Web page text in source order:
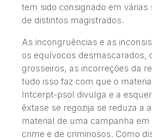
tem sido consignado em várias
de distintos magistrados.
As incongruências e as
os equívocos desmascarados,
grosseiros, as incorreções da
tudo isso faz com que o
Intcerpt-psol divulga e a
êxtase se regozija se reduza a
material de uma campanha em
crime e de criminosos. Como